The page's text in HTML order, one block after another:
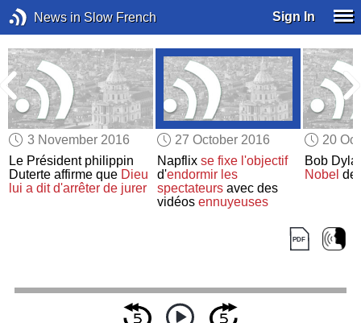
News in Slow French Sign In
3 November 2016
Le Président philippin
Duterte affirme que Dieu
lui a dit d'arrêter de jurer
27 October 2016
Napflix se fixe l'objectif
d'endormir les
spectateursavec des
vidéos ennuyeuses
20
Bob
Nobel de